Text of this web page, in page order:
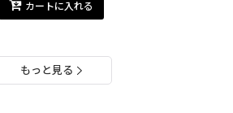
カートに入れる
もっと見る